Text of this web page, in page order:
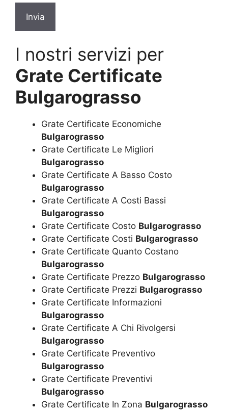
I nostri servizi per
Grate Certificate
Bulgarograsso
Grate Certificate Economiche
Bulgarograsso
Grate Certificate Le Migliori
Bulgarograsso
Grate Certificate A Basso Costo
Bulgarograsso
Grate Certificate A Costi Bassi
Bulgarograsso
Grate Certificate Costo Bulgarograsso
Grate Certificate Costi Bulgarograsso
Grate Certificate Quanto Costano
Bulgarograsso
Grate Certificate Prezzo Bulgarograsso
Grate Certificate Prezzi Bulgarograsso
Grate Certificate Informazioni
Bulgarograsso
Grate Certificate A Chi Rivolgersi
Bulgarograsso
Grate Certificate Preventivo
Bulgarograsso
Grate Certificate Preventivi
Bulgarograsso
Grate Certificate In Zona Bulgarograsso